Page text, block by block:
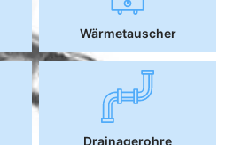
Wärmetauscher
Drainagerohre